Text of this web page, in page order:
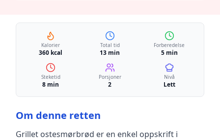
Kalorier
360 kcal
Total tid
13 min
Forberedelse
5 min
Steketid
8 min
Porsjoner
2
Nivå
Lett
Om denne retten
Grillet ostesmørbrød er en enkel oppskrift i